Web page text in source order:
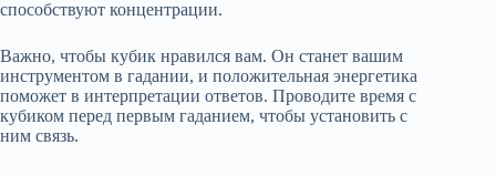
способствуют концентрации.
Важно, чтобы кубик нравился вам. Он станет вашим
инструментом в гадании, и положительная энергетика
поможет в интерпретации ответов. Проводите время с
кубиком перед первым гаданием, чтобы установить с
ним связь.